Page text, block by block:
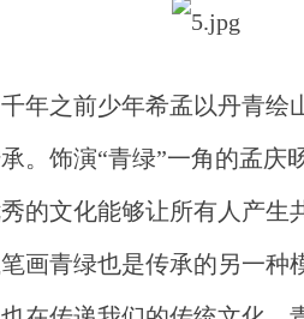
年之前少年希孟以丹青绘
。 饰演“青绿”一角的孟庆
的文化能够让所有人产
画青绿也是传承的另一